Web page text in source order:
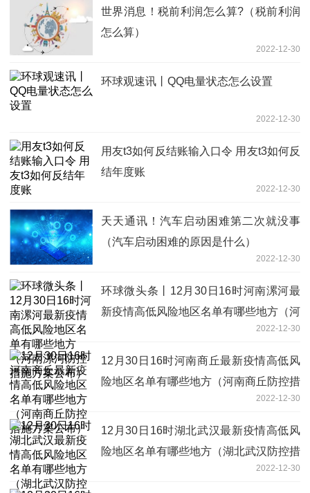
世界消息！税前利润怎么算?（税前利润
怎么算）
2022-12-30
环球观速讯丨QQ电量状态怎么设置
2022-12-30
用友t3如何反结账输入口令 用友t3如何反
结年度账
2022-12-30
天天通讯！汽车启动困难第二次就没事
（汽车启动困难的原因是什么）
2022-12-30
环球微头条丨12月30日16时河南漯河最
新疫情高低风险地区名单有哪些地方（河
2022-12-30
12月30日16时河南商丘最新疫情高低风
险地区名单有哪些地方（河南商丘防控措
2022-12-30
12月30日16时湖北武汉最新疫情高低风
险地区名单有哪些地方（湖北武汉防控措
2022-12-30